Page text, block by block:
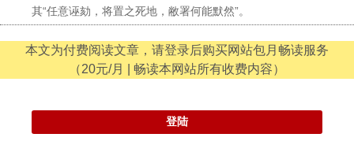
其“任意诬劾，将置之死地，敝署何能默然”。
本文为付费阅读文章，请登录后购买网站包月畅读服务
（20元/月 | 畅读本网站所有收费内容）
登陆